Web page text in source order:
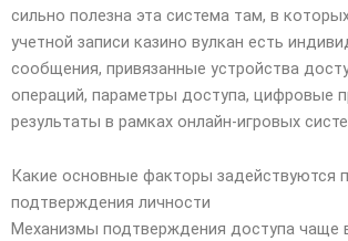
сильно полезна эта система там, в
учетной записи казино вулкан есть
сообщения, привязанные устройства
операций, параметры доступа, цифровые
результаты в рамках онлайн-игровых
Какие основные факторы задействуются
подтверждения личности
Механизмы подтверждения доступа чаще